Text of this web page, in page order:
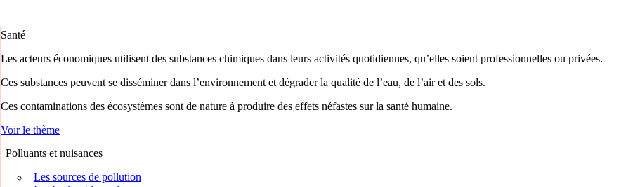
Santé
Les acteurs économiques utilisent des substances chimiques dans leurs activités quotidiennes, qu’elles soient professionnelles ou privées.
Ces substances peuvent se disséminer dans l’environnement et dégrader la qualité de l’eau, de l’air et des sols.
Ces contaminations des écosystèmes sont de nature à produire des effets néfastes sur la santé humaine.
Voir le thème
Polluants et nuisances
Les sources de pollution